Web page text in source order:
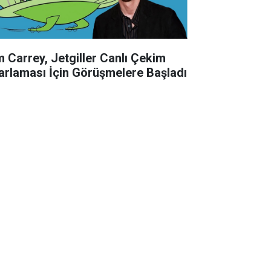
Carrey, Jetgiller Canlı Çekim
İçin Görüşmelere Başladı